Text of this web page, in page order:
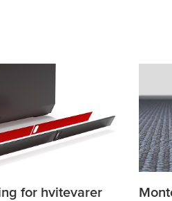
for hvitevarer